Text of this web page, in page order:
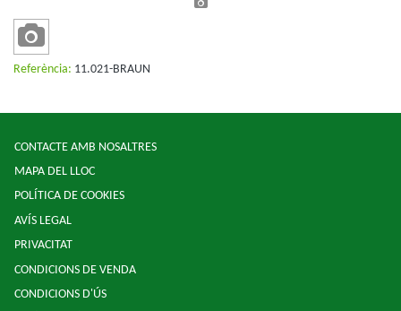
Referència: 11.021-BRAUN
CONTACTE AMB NOSALTRES
MAPA DEL LLOC
POLÍTICA DE COOKIES
AVÍS LEGAL
PRIVACITAT
CONDICIONS DE VENDA
CONDICIONS D'ÚS